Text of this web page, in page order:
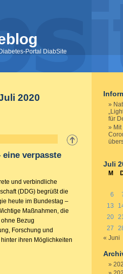
Portal DiabSite
2020
verpasste
und verbindliche
(DDG) begrüßt die
heute im Bundestag –
Maßnahmen, die
Bezug
Forschung und
ihren Möglichkeiten
für
Juli
M
6
13
20
27
« Juni